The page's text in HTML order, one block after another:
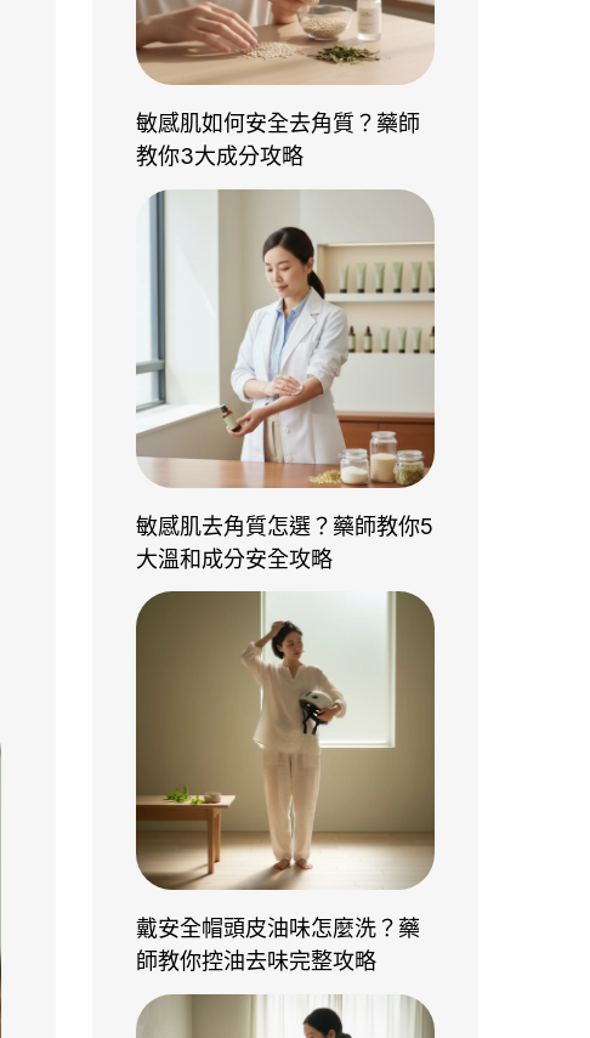
敏感肌如何安全去角質？藥師
教你3大成分攻略
敏感肌去角質怎選？藥師教你5
大溫和成分安全攻略
戴安全帽頭皮油味怎麼洗？藥
師教你控油去味完整攻略